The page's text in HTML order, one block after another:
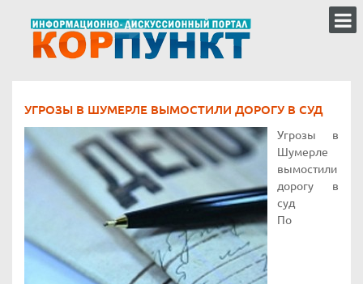
УГРОЗЫ В ШУМЕРЛЕ ВЫМОСТИЛИ ДОРОГУ В СУД
Угрозы в
Шумерле
вымостили
дорогу в
суд
По